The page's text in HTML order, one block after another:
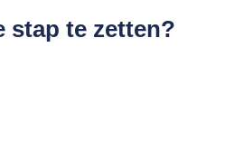
stap te zetten?